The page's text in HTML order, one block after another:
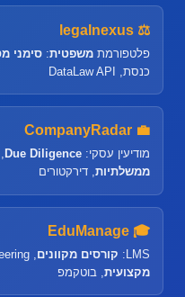
⚖ legalnexus
פלטפורמתמשפטית:סימני
כנסת, DataLaw API
💼 CompanyRadar
מודיעין עסקי:Due Diligence
ממשלתיות, דירקטורים
🎓 EduManage
LMS: קורסים מקוונים, AI, Prompt Engineering,
מקצועית, בוטקמפ